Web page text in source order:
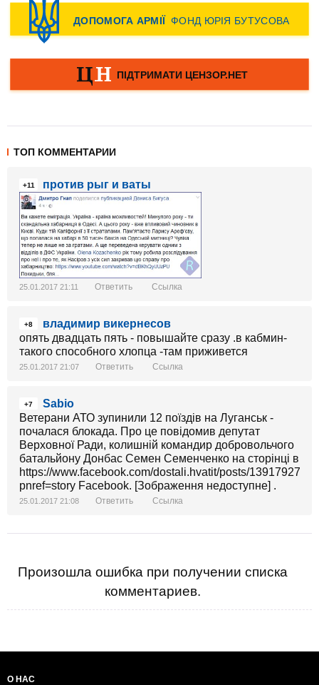
ТОП КОММЕНТАРИИ
+11 против рыг и ваты
25.01.2017 21:11 Ответить Ссылка
+8
владимир викернесов
опять двадцать пять - повышайте сразу .в кабмин-
такого способного хлопца -там приживется
25.01.2017 21:07 Ответить Ссылка
+7
Sabio
Ветерани АТО зупинили 12 поїздів на Луганськ -
почалася блокада. Про це повідомив депутат
Верховної Ради, колишній командир добровольчого
батальйону Донбас Семен Семенченко на сторінці в
https://www.facebook.com/dostali.hvatit/posts/
pnref=story Facebook. [Зображення недоступне] .
25.01.2017 21:08 Ответить Ссылка
Произошла ошибка при получении списка
комментариев.
О НАС